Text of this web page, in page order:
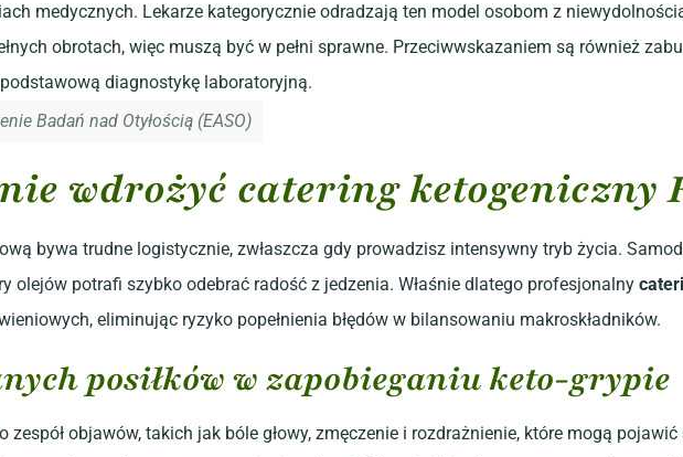
medycznych. Lekarze kategorycznie odradzają ten model osobom z
obrotach, więc muszą być w pełni sprawne. Przeciwwskazaniem są również
diagnostykę laboratoryjną.
Badań nad Otyłością (EASO)
wdrożyć catering ketogeniczny
bywa trudne logistycznie, zwłaszcza gdy prowadzisz intensywny tryb życia.
olejów potrafi szybko odebrać radość z jedzenia. Właśnie dlatego profesjonalny
eliminując ryzyko popełnienia błędów w bilansowaniu makroskładników.
posiłków w zapobieganiu keto-grypie
zespół objawów, takich jak bóle głowy, zmęczenie i rozdrażnienie, które mogą